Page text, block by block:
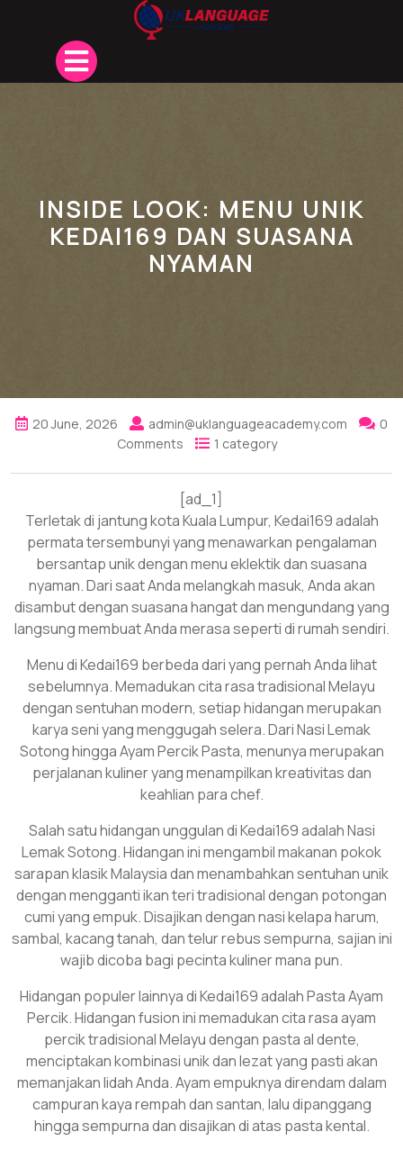
Open
INSIDE LOOK: MENU UNIK
KEDAI169 DAN SUASANA
NYAMAN
20 June, 2026 admin@uklanguageacademy.com
0
Comments
1 category
[ad_1]
Terletak di jantung kota Kuala Lumpur, Kedai169 adalah
permata tersembunyi yang menawarkan pengalaman
bersantap unik dengan menu eklektik dan suasana
nyaman. Dari saat Anda melangkah masuk, Anda akan
disambut dengan suasana hangat dan mengundang yang
langsung membuat Anda merasa seperti di rumah sendiri.
Menu di Kedai169 berbeda dari yang pernah Anda lihat
sebelumnya. Memadukan cita rasa tradisional Melayu
dengan sentuhan modern, setiap hidangan merupakan
karya seni yang menggugah selera. Dari Nasi Lemak
Sotong hingga Ayam Percik Pasta, menunya merupakan
perjalanan kuliner yang menampilkan kreativitas dan
keahlian para chef.
Salah satu hidangan unggulan di Kedai169 adalah Nasi
Lemak Sotong. Hidangan ini mengambil makanan pokok
sarapan klasik Malaysia dan menambahkan sentuhan unik
dengan mengganti ikan teri tradisional dengan potongan
cumi yang empuk. Disajikan dengan nasi kelapa harum,
sambal, kacang tanah, dan telur rebus sempurna, sajian ini
wajib dicoba bagi pecinta kuliner mana pun.
Hidangan populer lainnya di Kedai169 adalah Pasta Ayam
Percik. Hidangan fusion ini memadukan cita rasa ayam
percik tradisional Melayu dengan pasta al dente,
menciptakan kombinasi unik dan lezat yang pasti akan
memanjakan lidah Anda. Ayam empuknya direndam dalam
campuran kaya rempah dan santan, lalu dipanggang
hingga sempurna dan disajikan di atas pasta kental.